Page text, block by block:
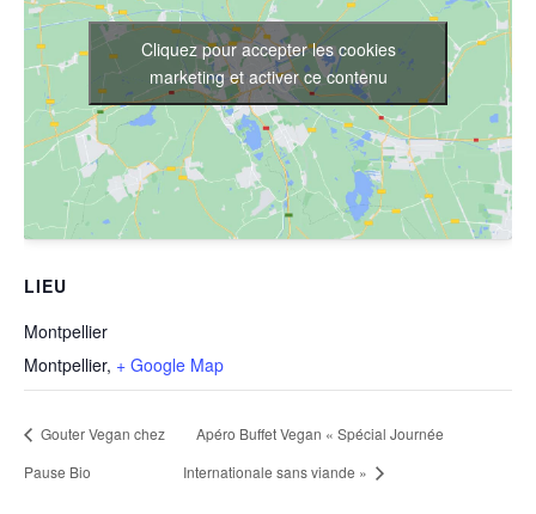
LIEU
Montpellier
Montpellier, + Google Map
Cliquez pour accepter les cookies
marketing et activer ce contenu
Gouter Vegan chez
Pause Bio
Apéro Buffet Vegan « Spécial Journée
Internationale sans viande »